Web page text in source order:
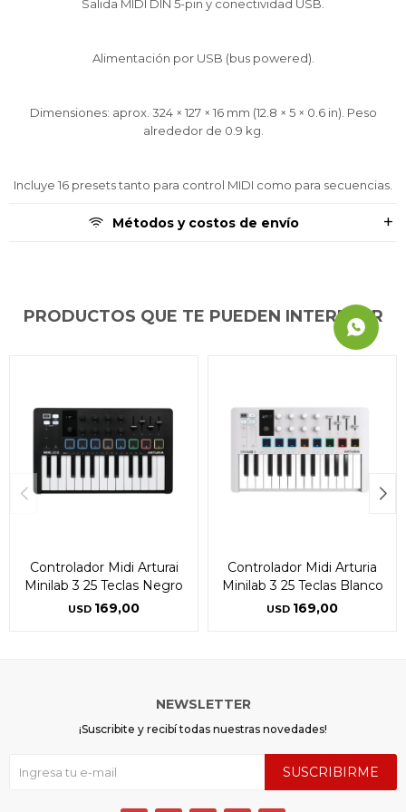
Salida MIDI DIN 5-pin y conectividad USB.
Alimentación por USB (bus powered).
Dimensiones: aprox. 324 × 127 × 16 mm (12.8 × 5 × 0.6 in). Peso
alrededor de 0.9 kg.
Incluye 16 presets tanto para control MIDI como para secuencias.
Métodos y costos de envío
PRODUCTOS QUE TE PUEDEN INTERESAR
Controlador Midi Arturai
Minilab 3 25 Teclas Negro
USD 169,00
Controlador Midi Arturia
Minilab 3 25 Teclas Blanco
USD 169,00
NEWSLETTER
¡Suscribite y recibí todas nuestras novedades!
SUSCRIBIRME